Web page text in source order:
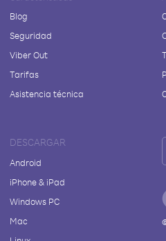
Blog
Seguridad
Viber Out
Tarifas
Asistencia técnica
DESCARGAR
Android
iPhone & iPad
Windows PC
Mac